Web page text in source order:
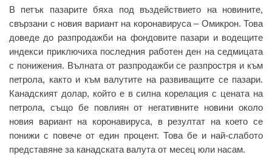
В петък пазарите бяха под въздействието на новините,
свързани с новия вариант на коронавируса – Омикрон. Това
доведе до разпродажби на фондовите пазари и водещите
индекси приключиха последния работен ден на седмицата
с понижения. Вълната от разпродажби се разпростря и към
петрола, както и към валутите на развиващите се пазари.
Канадският долар, който е в силна корелация с цената на
петрола, също бе повлиян от негативните новини около
новия вариант на коронавируса, в резултат на което се
понижи с повече от един процент. Това бе и най-слабото
представяне за канадската валута от месец юли насам.